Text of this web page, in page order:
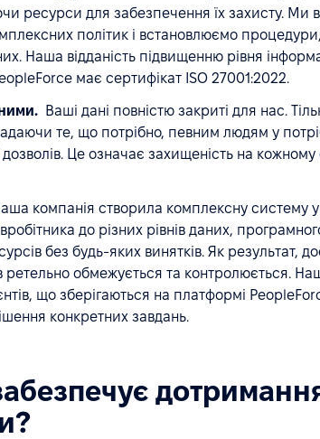
ресурси для забезпечення їх захисту. Ми
політик і встановлюємо процедури,
Наша відданість підвищенню рівня
має сертифікат ISO 27001:2022.
Ваші дані повністю закриті для нас.
те, що потрібно, певним людям у
Це означає захищеність на кожному
компанія створила комплексну систему
до різних рівнів даних,
без будь-яких винятків. Як результат,
ретельно обмежується та контролюється.
що зберігаються на платформі
конкретних завдань.